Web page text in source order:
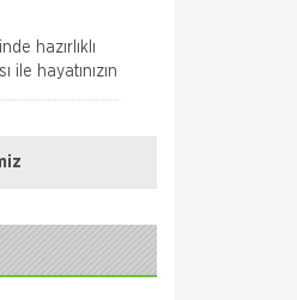
hazırlıklı
pek çok
M